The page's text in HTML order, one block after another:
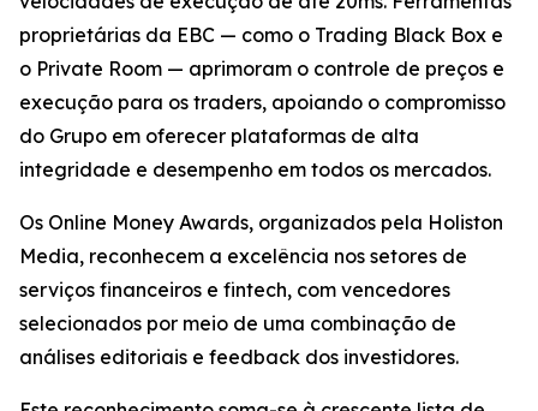
proprietárias da EBC — como o Trading Black Box e
o Private Room — aprimoram o controle de preços e
execução para os traders, apoiando o compromisso
do Grupo em oferecer plataformas de alta
integridade e desempenho em todos os mercados.
Os Online Money Awards, organizados pela Holiston
Media, reconhecem a excelência nos setores de
serviços financeiros e fintech, com vencedores
selecionados por meio de uma combinação de
análises editoriais e feedback dos investidores.